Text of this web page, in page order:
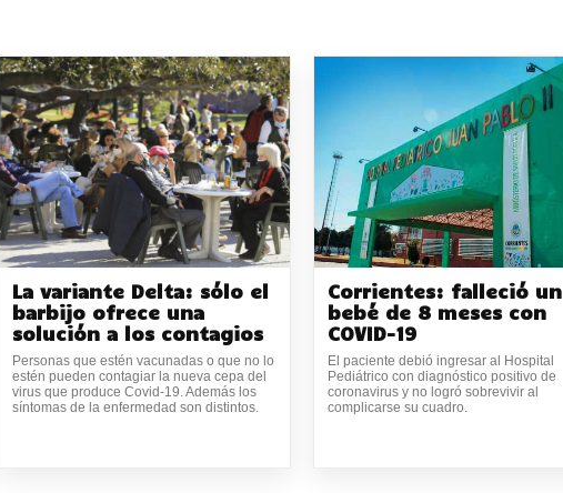
La variante Delta: sólo el
barbijo ofrece una
solución a los contagios
Personas que estén vacunadas o que no lo
estén pueden contagiar la nueva cepa del
virus que produce Covid-19. Además los
síntomas de la enfermedad son distintos.
Corrientes: falleció un
bebé de 8 meses con
COVID-19
El paciente debió ingresar al Hospital
Pediátrico con diagnóstico positivo de
coronavirus y no logró sobrevivir al
complicarse su cuadro.